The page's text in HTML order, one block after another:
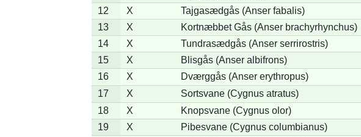
12
X
Tajgasædgås (Anser fabalis)
13
X
Kortnæbbet Gås (Anser brachyrhynchus)
14
X
Tundrasædgås (Anser serrirostris)
15
X
Blisgås (Anser albifrons)
16
X Dværggås (Anser erythropus)
17
X Sortsvane (Cygnus atratus)
18
X
Knopsvane (Cygnus olor)
19
X Pibesvane (Cygnus columbianus)